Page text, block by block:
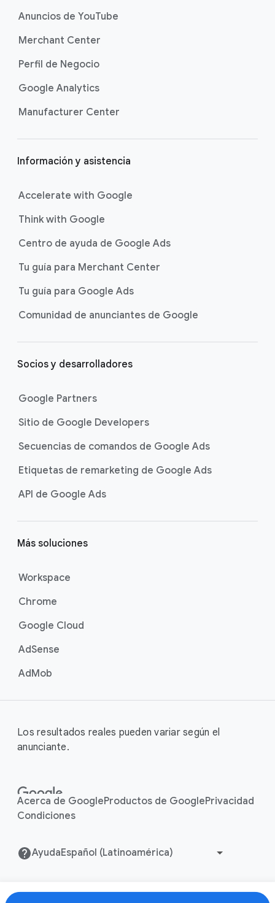
Anuncios de YouTube
Merchant Center
Perfil de Negocio
Google Analytics
Manufacturer Center
Información y asistencia
Accelerate with Google
Think with Google
Centro de ayuda de Google Ads
Tu guía para Merchant Center
Tu guía para Google Ads
Comunidad de anunciantes de Google
Socios y desarrolladores
Google Partners
Sitio de Google Developers
Secuencias de comandos de Google Ads
Etiquetas de remarketing de Google Ads
API de Google Ads
Más soluciones
Workspace
Chrome
Google Cloud
AdSense
AdMob
Los resultados reales pueden variar según el
anunciante.
Acerca de GoogleProductos de GooglePrivacidad
Condiciones
Ayuda